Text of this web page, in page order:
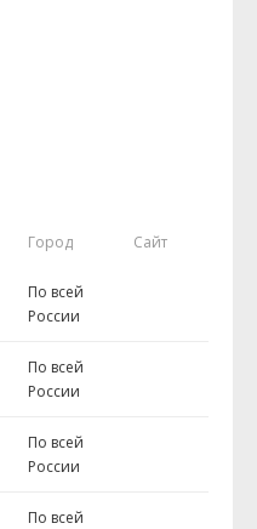
Город Сайт
По всей
России
По всей
России
По всей
России
По всей